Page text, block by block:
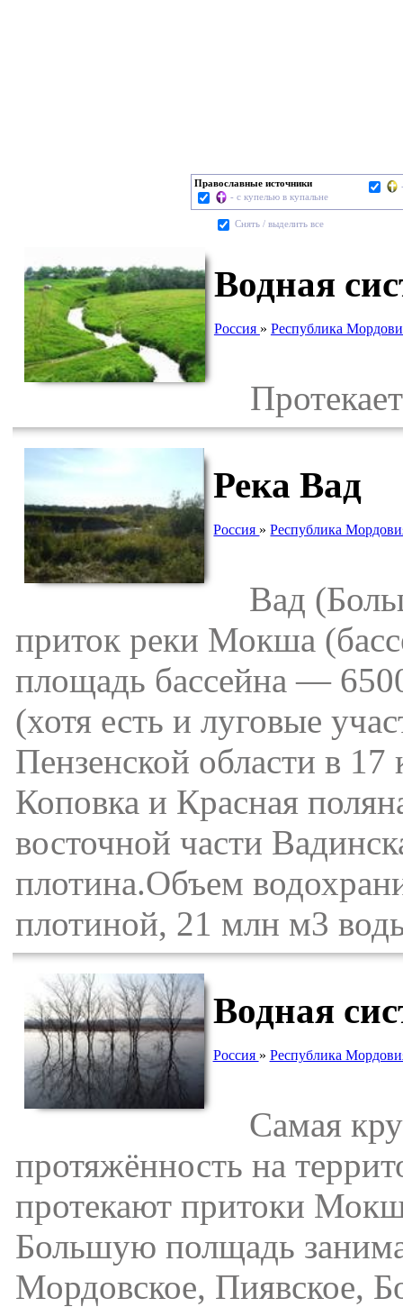
Православные источники
- с купелью в купальне
Cнять / выделить все
Водная
Россия » Республика
Река Вад
Россия »Республика
Вад
приток реки Мокша
площадь бассейна —
(хотя есть и луговые
Пензенской области в
Коповка и Красная
восточной части
плотина.Объем
плотиной, 21 млн м3
Водная
Россия » Республика
Самая
протяжённость на
протекают притоки
Большую полщадь
Мордовское, Пиявское,